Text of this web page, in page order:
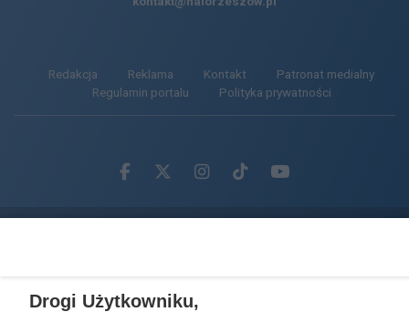
Redakcja Reklama Kontakt
Patronat medialny
Regulamin portalu
Polityka prywatności
Facebook.com
X.comInstagram.com
Tiktok.comYoutube.com
Drogi Użytkowniku,